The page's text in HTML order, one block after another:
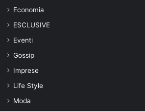
Economia
ESCLUSIVE
Eventi
Gossip
Imprese
Life Style
Moda